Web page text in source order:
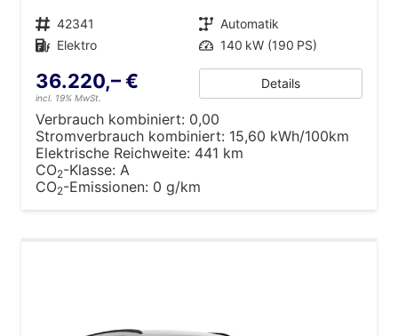
Fahrzeugnr. 42341 Getriebe Automatik
Kraftstoff Elektro Leistung 140 kW (190 PS)
36.220,– €
incl. 19% MwSt.
Details
Verbrauch kombiniert: 0,00
Stromverbrauch kombiniert: 15,60 kWh/100km
Elektrische Reichweite: 441 km
CO2-Klasse: A
CO2-Emissionen: 0 g/km